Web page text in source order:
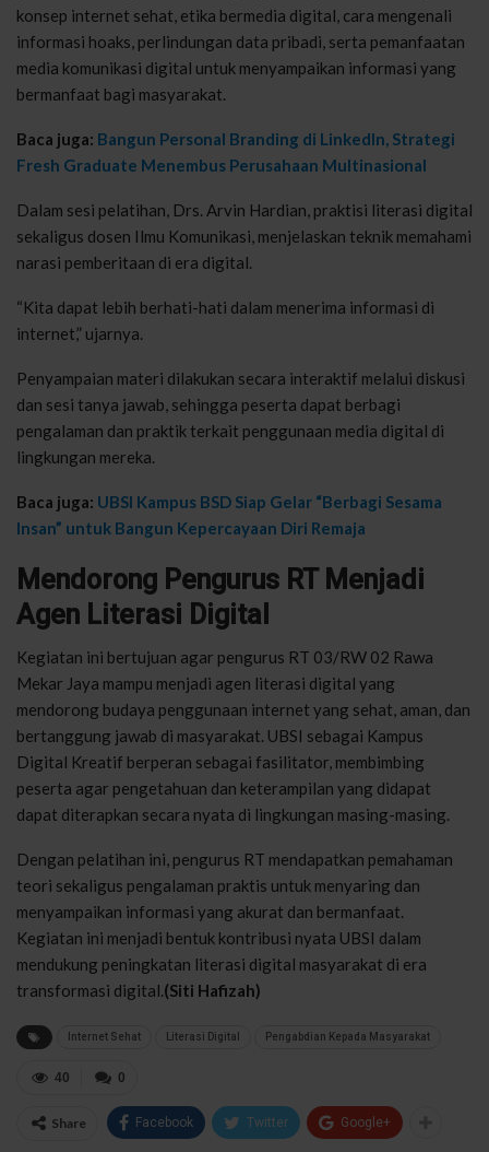
konsep internet sehat, etika bermedia digital, cara mengenali
informasi hoaks, perlindungan data pribadi, serta pemanfaatan
media komunikasi digital untuk menyampaikan informasi yang
bermanfaat bagi masyarakat.
Baca juga: Bangun Personal Branding di LinkedIn, Strategi
Fresh Graduate Menembus Perusahaan Multinasional
Dalam sesi pelatihan, Drs. Arvin Hardian, praktisi literasi digital
sekaligus dosen Ilmu Komunikasi, menjelaskan teknik memahami
narasi pemberitaan di era digital.
“Kita dapat lebih berhati-hati dalam menerima informasi di
internet,” ujarnya.
Penyampaian materi dilakukan secara interaktif melalui diskusi
dan sesi tanya jawab, sehingga peserta dapat berbagi
pengalaman dan praktik terkait penggunaan media digital di
lingkungan mereka.
Baca juga: UBSI Kampus BSD Siap Gelar “Berbagi Sesama
Insan” untuk Bangun Kepercayaan Diri Remaja
Mendorong Pengurus RT Menjadi
Agen Literasi Digital
Kegiatan ini bertujuan agar pengurus RT 03/RW 02 Rawa
Mekar Jaya mampu menjadi agen literasi digital yang
mendorong budaya penggunaan internet yang sehat, aman, dan
bertanggung jawab di masyarakat. UBSI sebagai Kampus
Digital Kreatif berperan sebagai fasilitator, membimbing
peserta agar pengetahuan dan keterampilan yang didapat
dapat diterapkan secara nyata di lingkungan masing-masing.
Dengan pelatihan ini, pengurus RT mendapatkan pemahaman
teori sekaligus pengalaman praktis untuk menyaring dan
menyampaikan informasi yang akurat dan bermanfaat.
Kegiatan ini menjadi bentuk kontribusi nyata UBSI dalam
mendukung peningkatan literasi digital masyarakat di era
transformasi digital.(Siti Hafizah)
Internet Sehat Literasi Digital Pengabdian Kepada Masyarakat
0
40
Share Facebook Twitter Google+